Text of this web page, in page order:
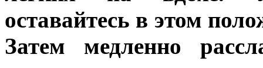
оставайтесь в этом
Затем медленно